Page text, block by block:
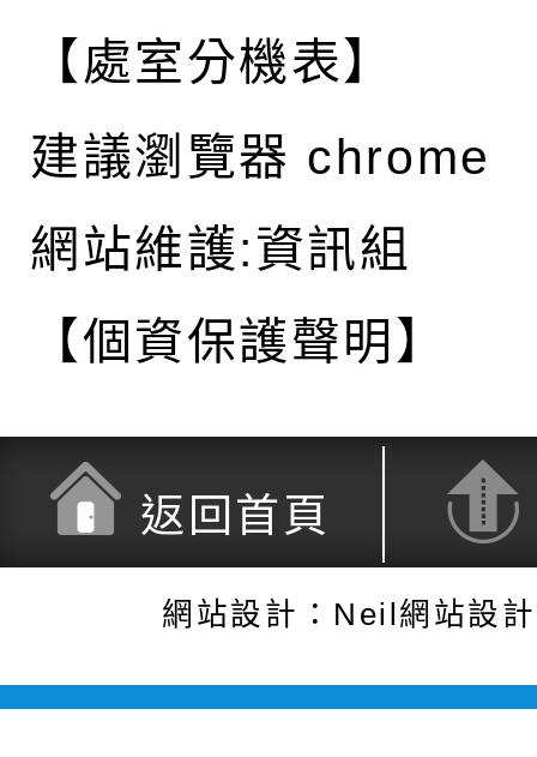
【處室分機表】
建議瀏覽器 chrome
網站維護:資訊組
【個資保護聲明】
返回首頁
網站設計：Neil網站設